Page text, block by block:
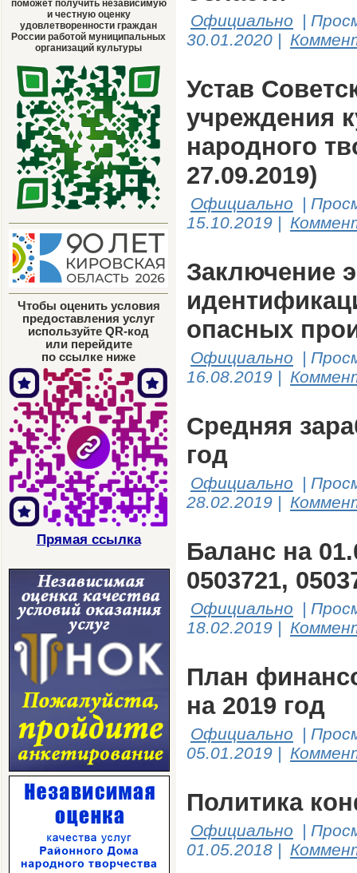
поможет получить независимую
и честную оценку
удовлетворенности граждан
России работой муниципальных
организаций культуры
Чтобы оценить условия
предоставления услуг
используйте QR-код
или перейдите
по ссылке ниже
Прямая ссылка
Официально |
30.01.2020 |
Устав
учреждения
народного
27.09.2019)
Официально |
15.10.2019 |
Заключение
опасных
Официально |
16.08.2019 |
Средняя
год
Официально |
28.02.2019 |
Баланс на
0503721,
Официально |
18.02.2019 |
План
на 2019 год
Официально |
05.01.2019 |
Политика
Официально |
01.05.2018 |